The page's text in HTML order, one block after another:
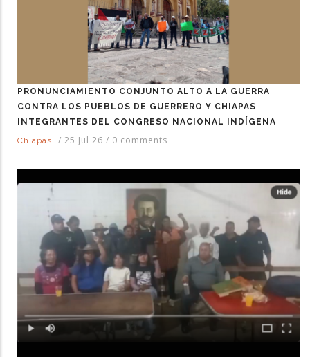
PRONUNCIAMIENTO CONJUNTO ALTO A LA GUERRA
CONTRA LOS PUEBLOS DE GUERRERO Y CHIAPAS
INTEGRANTES DEL CONGRESO NACIONAL INDÍGENA
Chiapas
/ 25 Jul 26 / 0 comments